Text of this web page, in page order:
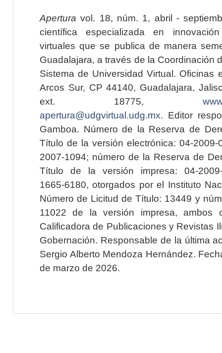
Apertura vol. 18, núm. 1, abril -
científica especializada en
virtuales que se publica de manera
Guadalajara, a través de la Coordinación
Sistema de Universidad Virtual. Oficinas
Arcos Sur, CP 44140, Guadalajara,
ext. 18775,
apertura@udgvirtual.udg.mx. Editor
Gamboa. Número de la Reserva de
Título de la versión electrónica: 04-2009-
2007-1094; número de la Reserva de
Título de la versión impresa: 04-2009-
1665-6180, otorgados por el Instituto
Número de Licitud de Título: 13449 y
11022 de la versión impresa, ambos
Calificadora de Publicaciones y Revistas
Gobernación. Responsable de la última
Sergio Alberto Mendoza Hernández.
de marzo de 2026.